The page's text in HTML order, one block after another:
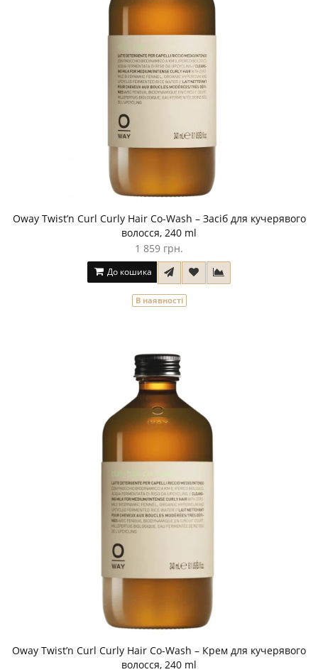
Oway Twist’n Curl Curly Hair Co-Wash – Засіб для кучерявого
волосся, 240 ml
1 859 грн.
До кошика
В наявності
Oway Twist’n Curl Curly Hair Co-Wash – Крем для кучерявого
волосся, 240 ml